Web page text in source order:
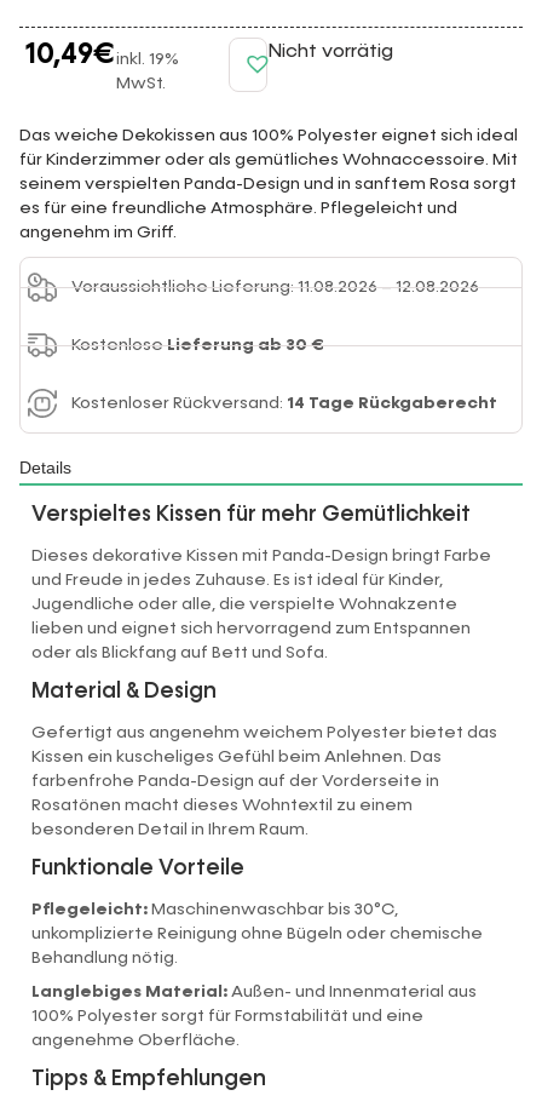
10,49€inkl. 19%
MwSt.
Nicht vorrätig
Das weiche Dekokissen aus 100% Polyester eignet sich ideal
für Kinderzimmer oder als gemütliches Wohnaccessoire. Mit
seinem verspielten Panda-Design und in sanftem Rosa sorgt
es für eine freundliche Atmosphäre. Pflegeleicht und
angenehm im Griff.
Voraussichtliche Lieferung: 11.08.2026 – 12.08.2026
KostenloseLieferung ab 30 €
Kostenloser Rückversand: 14 Tage Rückgaberecht
Details
Verspieltes Kissen für mehr Gemütlichkeit
Dieses dekorative Kissen mit Panda-Design bringt Farbe
und Freude in jedes Zuhause. Es ist ideal für Kinder,
Jugendliche oder alle, die verspielte Wohnakzente
lieben und eignet sich hervorragend zum Entspannen
oder als Blickfang auf Bett und Sofa.
Material & Design
Gefertigt aus angenehm weichem Polyester bietet das
Kissen ein kuscheliges Gefühl beim Anlehnen. Das
farbenfrohe Panda-Design auf der Vorderseite in
Rosatönen macht dieses Wohntextil zu einem
besonderen Detail in Ihrem Raum.
Funktionale Vorteile
Pflegeleicht: Maschinenwaschbar bis 30°C,
unkomplizierte Reinigung ohne Bügeln oder chemische
Behandlung nötig.
Langlebiges Material: Außen- und Innenmaterial aus
100% Polyester sorgt für Formstabilität und eine
angenehme Oberfläche.
Tipps & Empfehlungen